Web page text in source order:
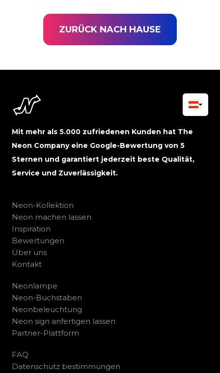
ZURÜCK NACH HAUSE
Mit mehr als 5.000 zufriedenen Kunden hat The
Neon Company eine Google-Bewertung von 5
Sternen und garantiert jederzeit beste Qualität,
Service und Zuverlässigkeit.
Neon-Kollektion
Neon machen lassen
Inspiration
Bewertungen
Über uns
Kontakt
Neonlampe
Neon-Buchstaben
Neonbeleuchtung
Neon sign anfertigen lassen
Partner-Plattform
FAQ
Datenschutz bestimmungen